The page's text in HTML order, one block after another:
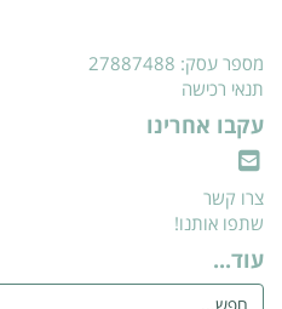
מספר עסק: 27887488
תנאי רכישה
עקבו אחרינו
צרו קשר
שתפו אותנו!
עוד...